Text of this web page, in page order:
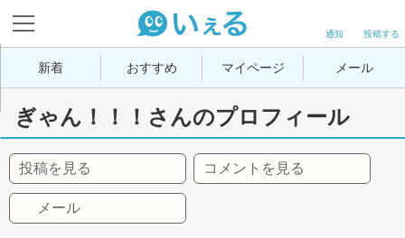
投稿する
通知
新着 おすすめ マイページ メール
ぎゃん！！！さんのプロフィール
投稿を見る コメントを見る
メール